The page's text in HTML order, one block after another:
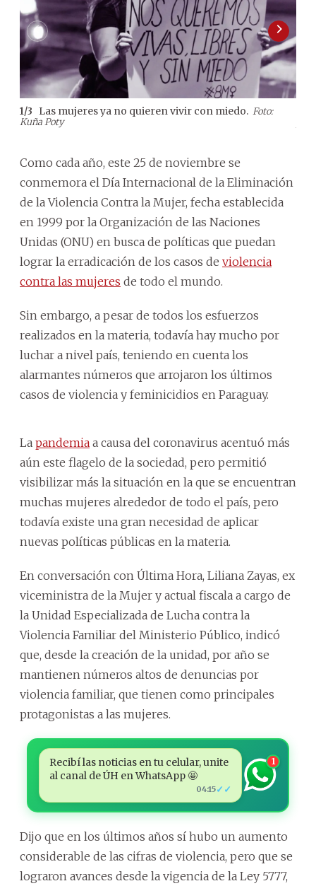
1/3 Las mujeres ya no quieren vivir con miedo. Foto:
Kuña Poty
Como cada año, este 25 de noviembre se
conmemora el Día Internacional de la Eliminación
de la Violencia Contra la Mujer, fecha establecida
en 1999 por la Organización de las Naciones
Unidas (ONU) en busca de políticas que puedan
lograr la erradicación de los casos de violencia
contra las mujeres de todo el mundo.
Sin embargo, a pesar de todos los esfuerzos
realizados en la materia, todavía hay mucho por
luchar a nivel país, teniendo en cuenta los
alarmantes números que arrojaron los últimos
casos de violencia y feminicidios en Paraguay.
La pandemia a causa del coronavirus acentuó más
aún este flagelo de la sociedad, pero permitió
visibilizar más la situación en la que se encuentran
muchas mujeres alrededor de todo el país, pero
todavía existe una gran necesidad de aplicar
nuevas políticas públicas en la materia.
En conversación con Última Hora, Liliana Zayas, ex
viceministra de la Mujer y actual fiscala a cargo de
la Unidad Especializada de Lucha contra la
Violencia Familiar del Ministerio Público, indicó
que, desde la creación de la unidad, por año se
mantienen números altos de denuncias por
violencia familiar, que tienen como principales
protagonistas a las mujeres.
Recibí las noticias en tu celular, unite
al canal de ÚH en WhatsApp 🤩
04:15✓✓
1
Dijo que en los últimos años sí hubo un aumento
considerable de las cifras de violencia, pero que se
lograron avances desde la vigencia de la Ley 5777,